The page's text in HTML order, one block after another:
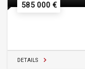
585 000 €
DETAILS